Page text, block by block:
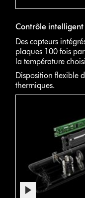
Contrôle
Des capteurs
plaques 100 fois
la température
Disposition flexible
thermiques.